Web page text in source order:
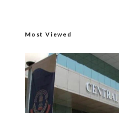
Most Viewed